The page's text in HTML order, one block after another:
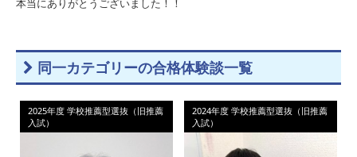
本当にありがとうございました！！
同一カテゴリーの合格体験談一覧
2025年度 学校推薦型選抜（旧推薦
入試）
2024年度 学校推薦型選抜（旧推薦
入試）